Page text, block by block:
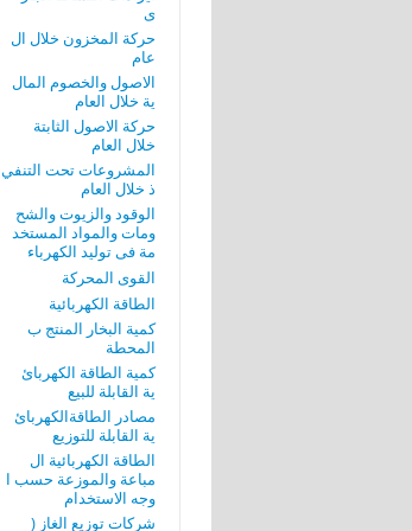
ى
حركة المخزون خلال ال
عام
الاصول والخصوم المال
ية خلال العام
حركة الاصول الثابتة
خلال العام
المشروعات تحت التنفي
ذ خلال العام
الوقود والزيوت والشح
ومات والمواد المستخد
مة فى توليد الكهرباء
القوى المحركة
الطاقة الكهربائية
كمية البخار المنتج ب
المحطة
كمية الطاقة الكهربائ
ية القابلة للبيع
مصادر الطاقةالكهربائ
ية القابلة للتوزيع
الطاقة الكهربائية ال
مباعة والموزعة حسب ا
وجه الاستخدام
شركات توزيع الغاز (